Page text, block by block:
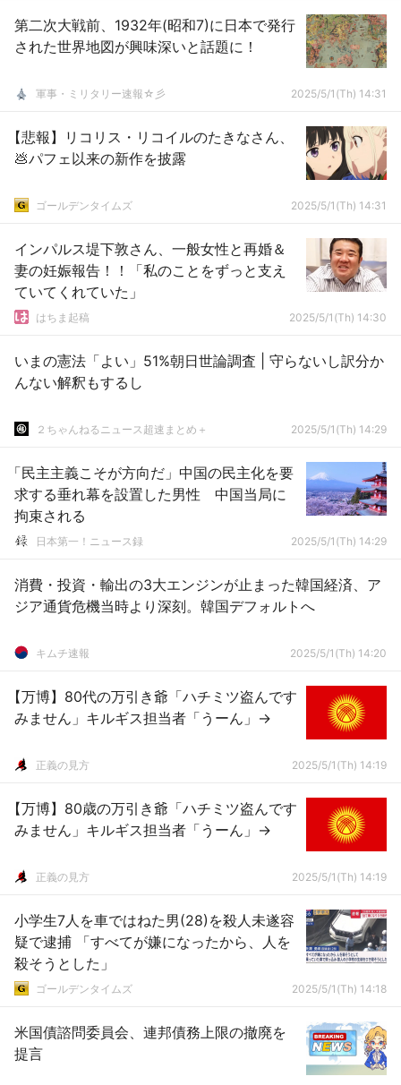
第二次大戦前、1932年(昭和7)に日本で発行
された世界地図が興味深いと話題に！
軍事・ミリタリー速報☆彡 2025/5/1(Th) 14:31
【悲報】リコリス・リコイルのたきなさん、
💩パフェ以来の新作を披露
ゴールデンタイムズ 2025/5/1(Th) 14:31
インパルス堤下敦さん、一般女性と再婚＆
妻の妊娠報告！！「私のことをずっと支え
ていてくれていた」
はちま起稿 2025/5/1(Th) 14:30
いまの憲法「よい」51%朝日世論調査 | 守らないし訳分か
んない解釈もするし
２ちゃんねるニュース超速まとめ＋ 2025/5/1(Th) 14:29
「民主主義こそが方向だ」中国の民主化を要
求する垂れ幕を設置した男性 中国当局に
拘束される
日本第一！ニュース録 2025/5/1(Th) 14:29
消費・投資・輸出の3大エンジンが止まった韓国経済、ア
ジア通貨危機当時より深刻。韓国デフォルトへ
キムチ速報 2025/5/1(Th) 14:20
【万博】80代の万引き爺「ハチミツ盗んです
みません」キルギス担当者「うーん」→
正義の見方 2025/5/1(Th) 14:19
【万博】80歳の万引き爺「ハチミツ盗んです
みません」キルギス担当者「うーん」→
正義の見方 2025/5/1(Th) 14:19
小学生7人を車ではねた男(28)を殺人未遂容
疑で逮捕 「すべてが嫌になったから、人を
殺そうとした」
ゴールデンタイムズ 2025/5/1(Th) 14:18
米国債諮問委員会、連邦債務上限の撤廃を
提言